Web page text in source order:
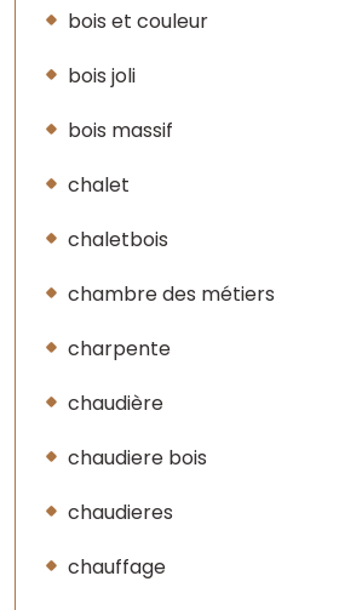
bois et couleur
bois joli
bois massif
chalet
chaletbois
chambre des métiers
charpente
chaudière
chaudiere bois
chaudieres
chauffage